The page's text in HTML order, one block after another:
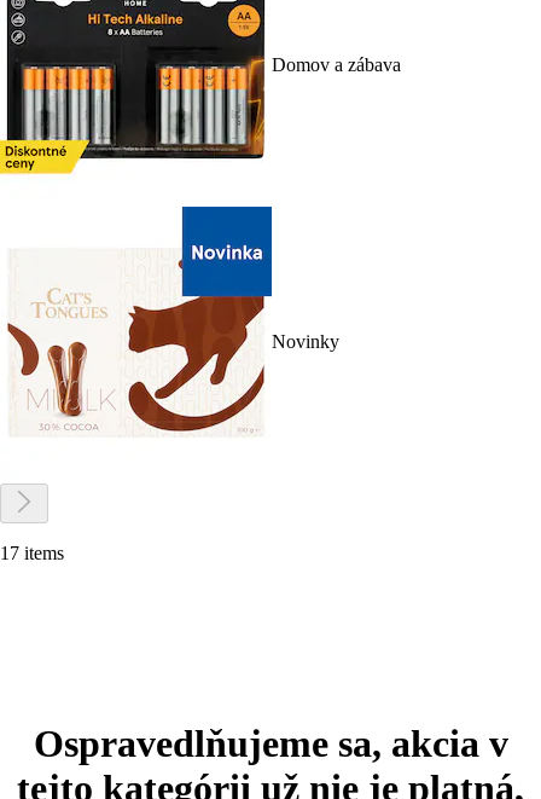
Domov a zábava
Novinky
17 items
Ospravedlňujeme sa, akcia v
tejto kategórii už nie je platná,